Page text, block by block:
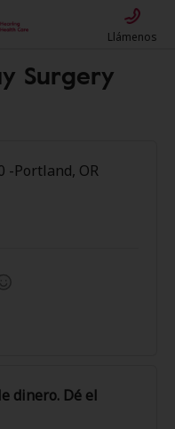
Llámenos
Surgery
-Portland, OR
dinero. Dé el